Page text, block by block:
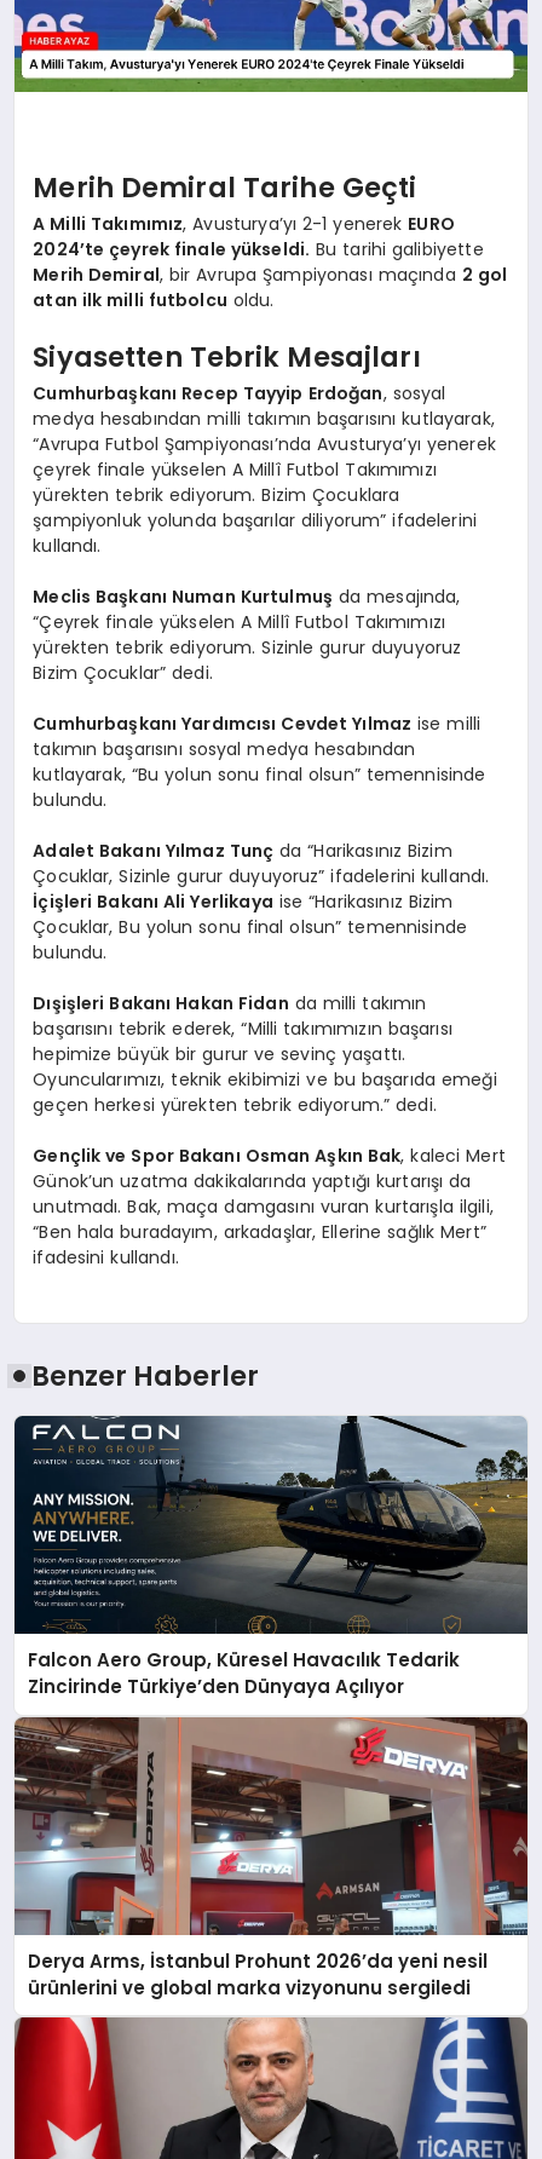
Merih Demiral Tarihe Geçti
A Milli Takımımız, Avusturya’yı 2-1 yenerek EURO
2024’te çeyrek finale yükseldi. Bu tarihi galibiyette
Merih Demiral, bir Avrupa Şampiyonası maçında 2 gol
atan ilk milli futbolcu oldu.
Siyasetten Tebrik Mesajları
Cumhurbaşkanı Recep Tayyip Erdoğan, sosyal
medya hesabından milli takımın başarısını kutlayarak,
“Avrupa Futbol Şampiyonası’nda Avusturya’yı yenerek
çeyrek finale yükselen A Millî Futbol Takımımızı
yürekten tebrik ediyorum. Bizim Çocuklara
şampiyonluk yolunda başarılar diliyorum” ifadelerini
kullandı.
Meclis Başkanı Numan Kurtulmuş da mesajında,
“Çeyrek finale yükselen A Millî Futbol Takımımızı
yürekten tebrik ediyorum. Sizinle gurur duyuyoruz
Bizim Çocuklar” dedi.
Cumhurbaşkanı Yardımcısı Cevdet Yılmaz ise milli
takımın başarısını sosyal medya hesabından
kutlayarak, “Bu yolun sonu final olsun” temennisinde
bulundu.
Adalet Bakanı Yılmaz Tunç da “Harikasınız Bizim
Çocuklar, Sizinle gurur duyuyoruz” ifadelerini kullandı.
İçişleri Bakanı Ali Yerlikaya ise “Harikasınız Bizim
Çocuklar, Bu yolun sonu final olsun” temennisinde
bulundu.
Dışişleri Bakanı Hakan Fidan da milli takımın
başarısını tebrik ederek, “Milli takımımızın başarısı
hepimize büyük bir gurur ve sevinç yaşattı.
Oyuncularımızı, teknik ekibimizi ve bu başarıda emeği
geçen herkesi yürekten tebrik ediyorum.” dedi.
Gençlik ve Spor Bakanı Osman Aşkın Bak, kaleci Mert
Günok’un uzatma dakikalarında yaptığı kurtarışı da
unutmadı. Bak, maça damgasını vuran kurtarışla ilgili,
“Ben hala buradayım, arkadaşlar, Ellerine sağlık Mert”
ifadesini kullandı.
Benzer Haberler
Falcon Aero Group, Küresel Havacılık Tedarik
Zincirinde Türkiye’den Dünyaya Açılıyor
Derya Arms, İstanbul Prohunt 2026’da yeni nesil
ürünlerini ve global marka vizyonunu sergiledi